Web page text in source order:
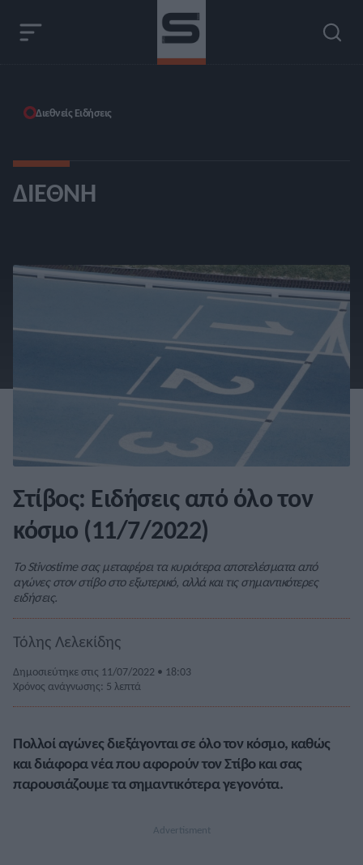
Διεθνείς Ειδήσεις
ΔΙΕΘΝΉ
Στίβος: Ειδήσεις από όλο τον
κόσμο (11/7/2022)
Το Stivostime σας μεταφέρει τα κυριότερα αποτελέσματα από
αγώνες στον στίβο στο εξωτερικό, αλλά και τις σημαντικότερες
ειδήσεις.
Τόλης Λελεκίδης
Δημοσιεύτηκε στις 11/07/2022 • 18:03
Χρόνος ανάγνωσης: 5 λεπτά
Πολλοί αγώνες διεξάγονται σε όλο τον κόσμο, καθώς
και διάφορα νέα που αφορούν τον Στίβο και σας
παρουσιάζουμε τα σημαντικότερα γεγονότα.